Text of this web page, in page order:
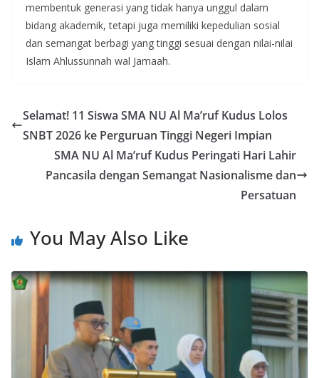
membentuk generasi yang tidak hanya unggul dalam
bidang akademik, tetapi juga memiliki kepedulian sosial
dan semangat berbagi yang tinggi sesuai dengan nilai-nilai
Islam Ahlussunnah wal Jamaah.
Selamat! 11 Siswa SMA NU Al Ma’ruf Kudus Lolos
SNBT 2026 ke Perguruan Tinggi Negeri Impian
SMA NU Al Ma’ruf Kudus Peringati Hari Lahir
Pancasila dengan Semangat Nasionalisme dan
Persatuan
You May Also Like